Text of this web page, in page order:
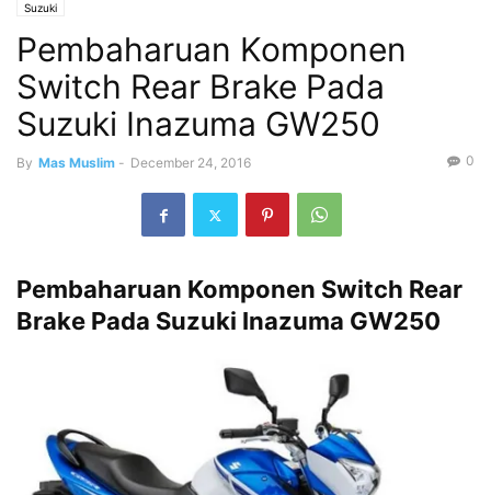
Suzuki
Pembaharuan Komponen
Switch Rear Brake Pada
Suzuki Inazuma GW250
By Mas Muslim - December 24, 2016 0
Pembaharuan Komponen Switch Rear
Brake Pada Suzuki Inazuma GW250